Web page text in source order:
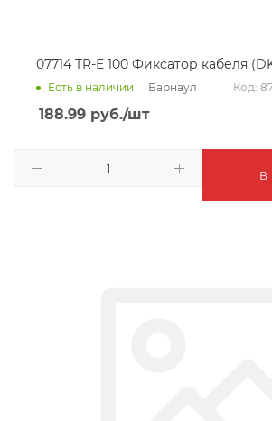
07714 TR-E 100 Фиксатор кабеля
Есть в наличии Барнаул Код:
188.99 руб./шт
В